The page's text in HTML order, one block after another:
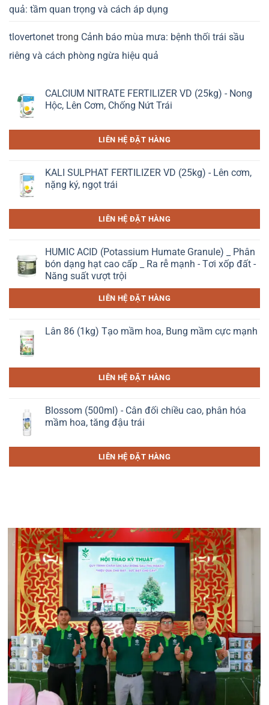
quả: tầm quan trọng và cách áp dụng
tlovertonet trong Cảnh báo mùa mưa: bệnh thối trái sầu
riêng và cách phòng ngừa hiệu quả
CALCIUM NITRATE FERTILIZER VD (25kg) - Nong
Hộc, Lên Cơm, Chống Nứt Trái
LIÊN HỆ ĐẶT HÀNG
KALI SULPHAT FERTILIZER VD (25kg) - Lên cơm,
nặng ký, ngọt trái
LIÊN HỆ ĐẶT HÀNG
HUMIC ACID (Potassium Humate Granule) _ Phân
bón dạng hạt cao cấp _ Ra rễ mạnh - Tơi xốp đất -
Năng suất vượt trội
LIÊN HỆ ĐẶT HÀNG
Lân 86 (1kg) Tạo mầm hoa, Bung mầm cực mạnh
LIÊN HỆ ĐẶT HÀNG
Blossom (500ml) - Cân đối chiều cao, phân hóa
mầm hoa, tăng đậu trái
LIÊN HỆ ĐẶT HÀNG